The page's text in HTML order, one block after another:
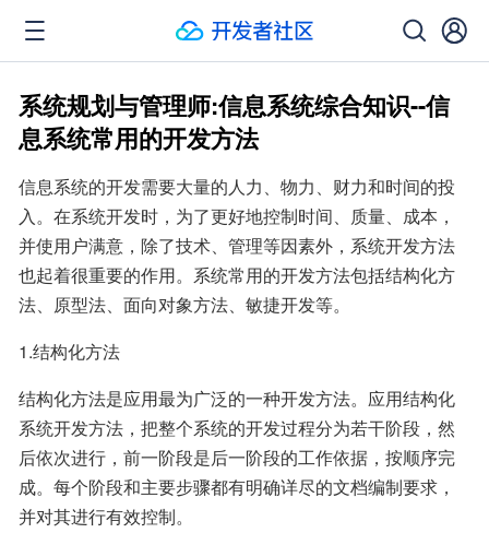
系统规划与管理师:信息系统综合知识--信
息系统常用的开发方法
信息系统的开发需要大量的人力、物力、财力和时间的投
入。在系统开发时，为了更好地控制时间、质量、成本，
并使用户满意，除了技术、管理等因素外，系统开发方法
也起着很重要的作用。系统常用的开发方法包括结构化方
法、原型法、面向对象方法、敏捷开发等。
1.结构化方法
结构化方法是应用最为广泛的一种开发方法。应用结构化
系统开发方法，把整个系统的开发过程分为若干阶段，然
后依次进行，前一阶段是后一阶段的工作依据，按顺序完
成。每个阶段和主要步骤都有明确详尽的文档编制要求，
并对其进行有效控制。